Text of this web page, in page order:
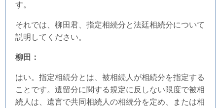
す。
それでは、柳田君、指定相続分と法廷相続分について
説明してください。
柳田：
はい。指定相続分とは、被相続人が相続分を指定する
ことです。遺留分に関する規定に反しない限度で被相
続人は、遺言で共同相続人の相続分を定め、または相